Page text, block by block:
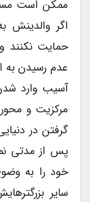
ممکن است
اگر والدینش
حمایت نکنند
عدم رسیدن
آسیب وارد
مرکزیت و
گرفتن در
پس از مدتی
خود را به
سایر